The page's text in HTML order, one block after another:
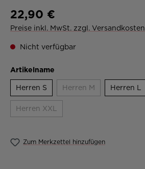
22,90 €
Preise inkl. MwSt. zzgl. Versandkosten
Nicht verfügbar
Artikelname
Herren S Herren M Herren L
Herren XXL
Zum Merkzettel hinzufügen